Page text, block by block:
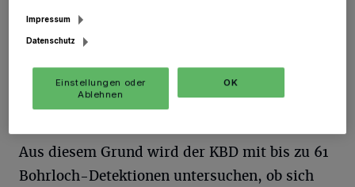
zwischen der Langwadener Straße und
Römerstraße im Stadtteil Wevelinghoven. Das
Kampfmittelbelastungen auszuräumen,
solange die Flächen noch unbebaut sind.
Aus diesem Grund wird der KBD mit bis zu 61
Bohrloch-Detektionen untersuchen, ob sich
Impressum
Datenschutz
Einstellungen oder
Ablehnen
OK